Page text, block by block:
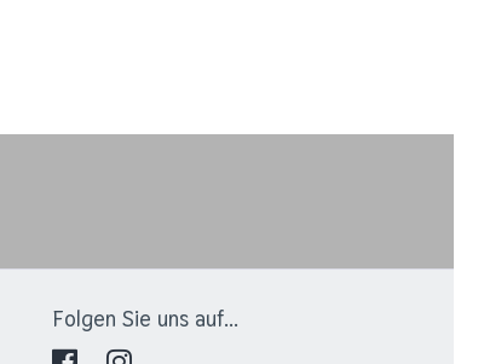
Folgen Sie uns auf...